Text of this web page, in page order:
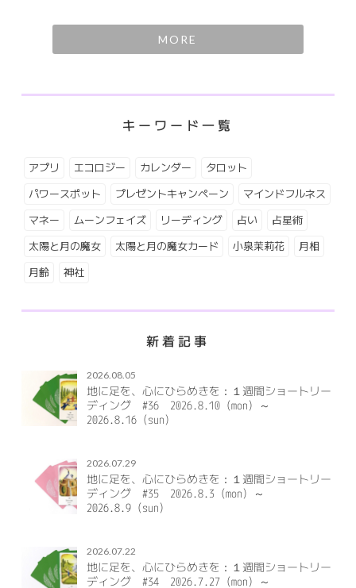
MORE
キーワード一覧
アプリ エコロジー カレンダー タロット
パワースポット プレゼントキャンペーン マインドフルネス
マネー ムーンフェイズ リーディング 占い 占星術
太陽と月の魔女 太陽と月の魔女カード 小泉茉莉花 月相
月齢 神社
新着記事
2026.08.05
地に足を、心にひらめきを：１週間ショートリー
ディング #36 2026.8.10（mon）～
2026.8.16（sun）
2026.07.29
地に足を、心にひらめきを：１週間ショートリー
ディング #35 2026.8.3（mon）～
2026.8.9（sun）
2026.07.22
地に足を、心にひらめきを：１週間ショートリー
ディング #34 2026.7.27（mon）～